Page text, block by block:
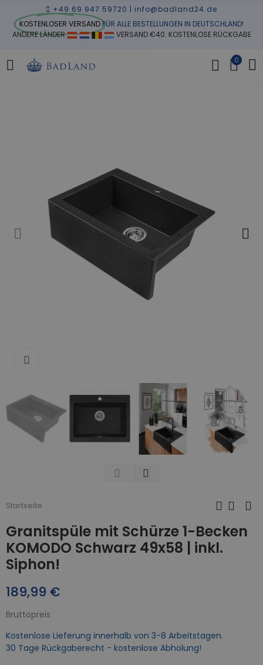
+49 69 947 59720 | info@badland24.de
KOSTENLOSER VERSANDFÜR ALLE BESTELLUNGEN IN DEUTSCHLAND!
ANDERE LÄNDER
VERSAND €40. KOSTENLOSE RÜCKGABE
0
Startseite
Granitspüle mit Schürze 1-Becken
KOMODO Schwarz 49x58 | inkl.
Siphon!
189,99 €
Bruttopreis
Kostenlose Lieferung innerhalb von 3-8 Arbeitstagen.
30 Tage Rückgaberecht - kostenlose Abholung!